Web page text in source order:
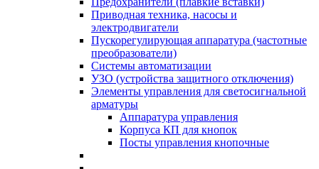
Приводная техника, насосы и
электродвигатели
Пускорегулирующая аппаратура (частотные
преобразователи)
Системы автоматизации
УЗО (устройства защитного отключения)
Элементы управления для светосигнальной
арматуры
Аппаратура управления
Корпуса КП для кнопок
Посты управления кнопочные